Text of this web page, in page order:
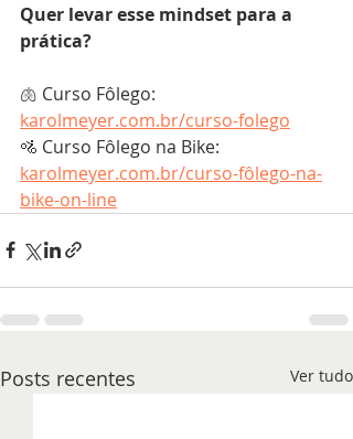
Quer levar esse mindset para a
prática?
🫁 Curso Fôlego:
karolmeyer.com.br/curso-folego
🚵 Curso Fôlego na Bike:
karolmeyer.com.br/curso-fôlego-na-
bike-on-line
Posts recentes Ver tudo